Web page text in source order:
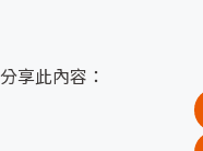
分享此內容：